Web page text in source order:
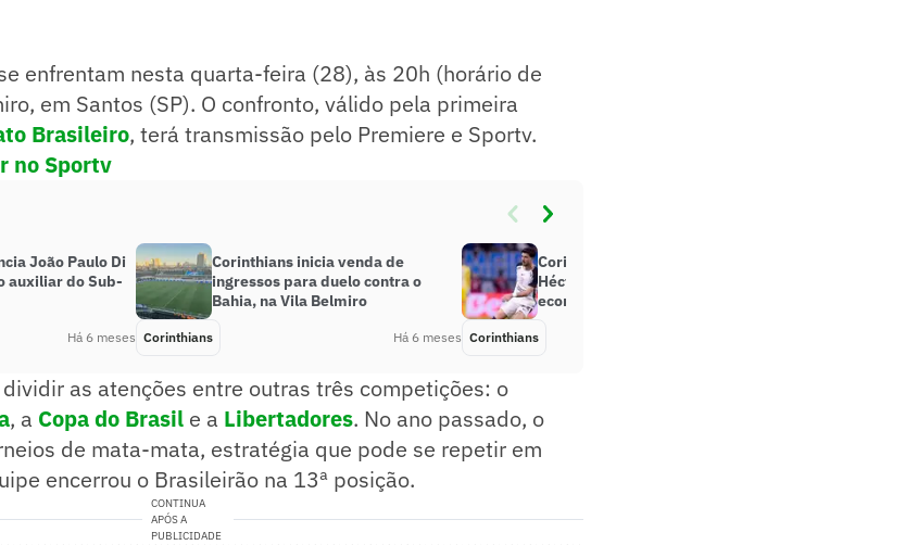
enfrentam nesta quarta-feira (28), às 20h (horário de
em Santos (SP). O confronto, válido pela primeira
Brasileiro, terá transmissão pelo Premiere e Sportv.
no Sportv
João Paulo Di
auxiliar do Sub-
Há 6 meses
Corinthians inicia venda de
ingressos para duelo contra o
Bahia, na Vila Belmiro
Corinthians Há 6 meses
Corinthians rescinde contrato com
Héctor Hernandez e prevê
economia milionária
Corinthians
as atenções entre outras três competições: o
, a Copa do Brasil e a Libertadores. No ano passado, o
de mata-mata, estratégia que pode se repetir em
encerrou o Brasileirão na 13ª posição.
CONTINUA
APÓS A
PUBLICIDADE